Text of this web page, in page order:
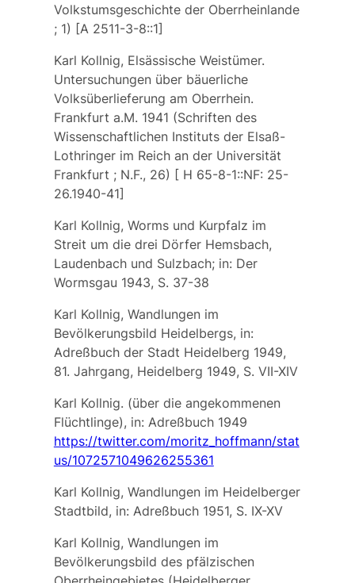
Volkstumsgeschichte der Oberrheinlande
; 1) [A 2511-3-8::1]
Karl Kollnig, Elsässische Weistümer.
Untersuchungen über bäuerliche
Volksüberlieferung am Oberrhein.
Frankfurt a.M. 1941 (Schriften des
Wissenschaftlichen Instituts der Elsaß-
Lothringer im Reich an der Universität
Frankfurt ; N.F., 26) [ H 65-8-1::NF: 25-
26.1940-41]
Karl Kollnig, Worms und Kurpfalz im
Streit um die drei Dörfer Hemsbach,
Laudenbach und Sulzbach; in: Der
Wormsgau 1943, S. 37-38
Karl Kollnig, Wandlungen im
Bevölkerungsbild Heidelbergs, in:
Adreßbuch der Stadt Heidelberg 1949,
81. Jahrgang, Heidelberg 1949, S. VII-XIV
Karl Kollnig. (über die angekommenen
Flüchtlinge), in: Adreßbuch 1949
https://twitter.com/moritz_hoffmann/stat
us/1072571049626255361
Karl Kollnig, Wandlungen im Heidelberger
Stadtbild, in: Adreßbuch 1951, S. IX-XV
Karl Kollnig, Wandlungen im
Bevölkerungsbild des pfälzischen